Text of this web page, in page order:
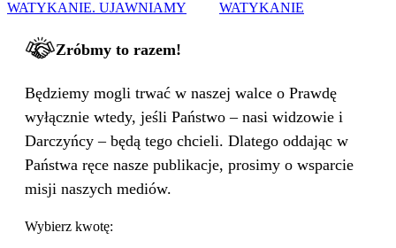
WATYKANIE. UJAWNIAMY
WATYKANIE
Zróbmy to razem!
Będziemy mogli trwać w naszej walce o Prawdę
wyłącznie wtedy, jeśli Państwo – nasi widzowie i
Darczyńcy – będą tego chcieli. Dlatego oddając w
Państwa ręce nasze publikacje, prosimy o wsparcie
misji naszych mediów.
Wybierz kwotę: